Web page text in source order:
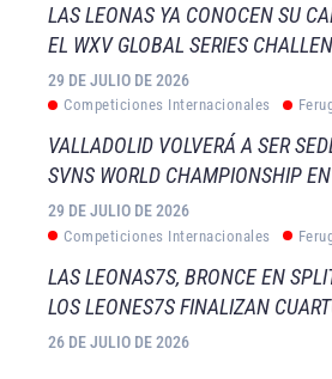
LAS LEONAS YA CONOCEN SU
EL WXV GLOBAL SERIES
29 DE JULIO DE 2026
Competiciones Internacionales
VALLADOLID VOLVERÁ A SER
SVNS WORLD CHAMPIONSHIP
29 DE JULIO DE 2026
Competiciones Internacionales
LAS LEONAS7S, BRONCE EN
LOS LEONES7S FINALIZAN
26 DE JULIO DE 2026